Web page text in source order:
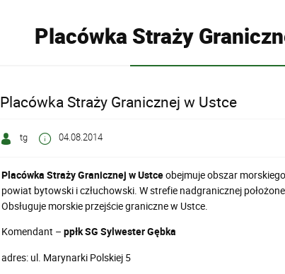
Placówka Straży
Placówka Straży Granicznej w Ustce
tg 04.08.2014
Placówka Straży Granicznej w Ustceobejmuje obszar
powiat bytowski i człuchowski. W strefie nadgranicznej
Obsługuje morskie przejście graniczne w Ustce.
Komendant –ppłk SG Sylwester Gębka
adres: ul. Marynarki Polskiej 5